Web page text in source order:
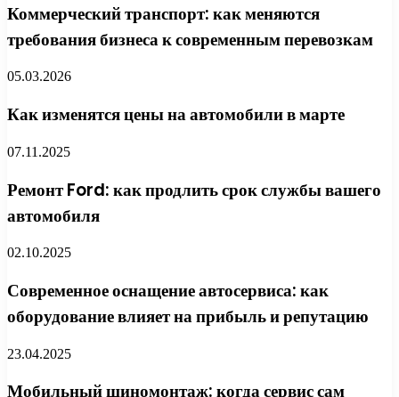
Коммерческий транспорт: как меняются
требования бизнеса к современным перевозкам
05.03.2026
Как изменятся цены на автомобили в марте
07.11.2025
Ремонт Ford: как продлить срок службы вашего
автомобиля
02.10.2025
Современное оснащение автосервиса: как
оборудование влияет на прибыль и репутацию
23.04.2025
Мобильный шиномонтаж: когда сервис сам